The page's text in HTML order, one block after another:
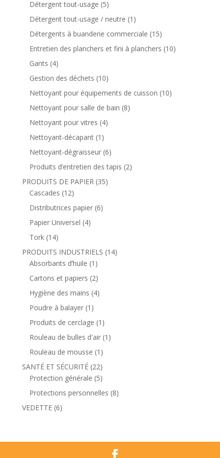
Détergent tout-usage (5)
Détergent tout-usage / neutre (1)
Détergents à buanderie commerciale (15)
Entretien des planchers et fini à planchers (10)
Gants (4)
Gestion des déchets (10)
Nettoyant pour équipements de cuisson (10)
Nettoyant pour salle de bain (8)
Nettoyant pour vitres (4)
Nettoyant-décapant (1)
Nettoyant-dégraisseur (6)
Produits d’entretien des tapis (2)
PRODUITS DE PAPIER (35)
Cascades (12)
Distributrices papier (6)
Papier Universel (4)
Tork (14)
PRODUITS INDUSTRIELS (14)
Absorbants d’huile (1)
Cartons et papiers (2)
Hygiène des mains (4)
Poudre à balayer (1)
Produits de cerclage (1)
Rouleau de bulles d'air (1)
Rouleau de mousse (1)
SANTÉ ET SÉCURITÉ (22)
Protection générale (5)
Protections personnelles (8)
VEDETTE (6)